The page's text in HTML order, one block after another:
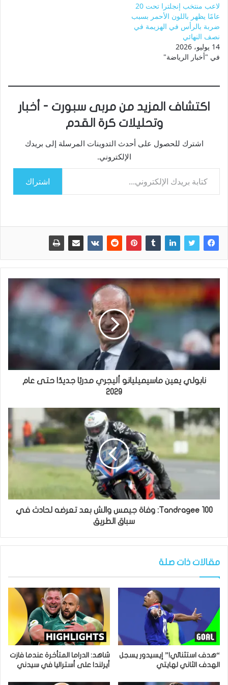
لاعب منتخب إنجلترا تحت 20
عامًا يظهر باللون الأحمر بسبب
ضربة بالرأس في الهزيمة في
نصف النهائي
14 يوليو، 2026
في "أخبار الرياضة"
اكتشاف المزيد من مربى سبورت - أخبار
وتحليلات كرة القدم
اشترك للحصول على أحدث التدوينات المرسلة إلى بريدك
الإلكتروني.
كتابة بريدك الإلكتروني...
اشتراك
نابولي يعين ماسيميليانو أليجري مدربًا جديدًا حتى عام
2029
Tandragee 100: وفاة جيمس والش بعد تعرضه لحادث في
سباق الطريق
مقالات ذات صلة
“هدف استثنائي!” إيسيدور يسجل
الهدف الثاني لهايتي
شاهد: الدراما المتأخرة عندما فازت
أيرلندا على أستراليا في سيدني